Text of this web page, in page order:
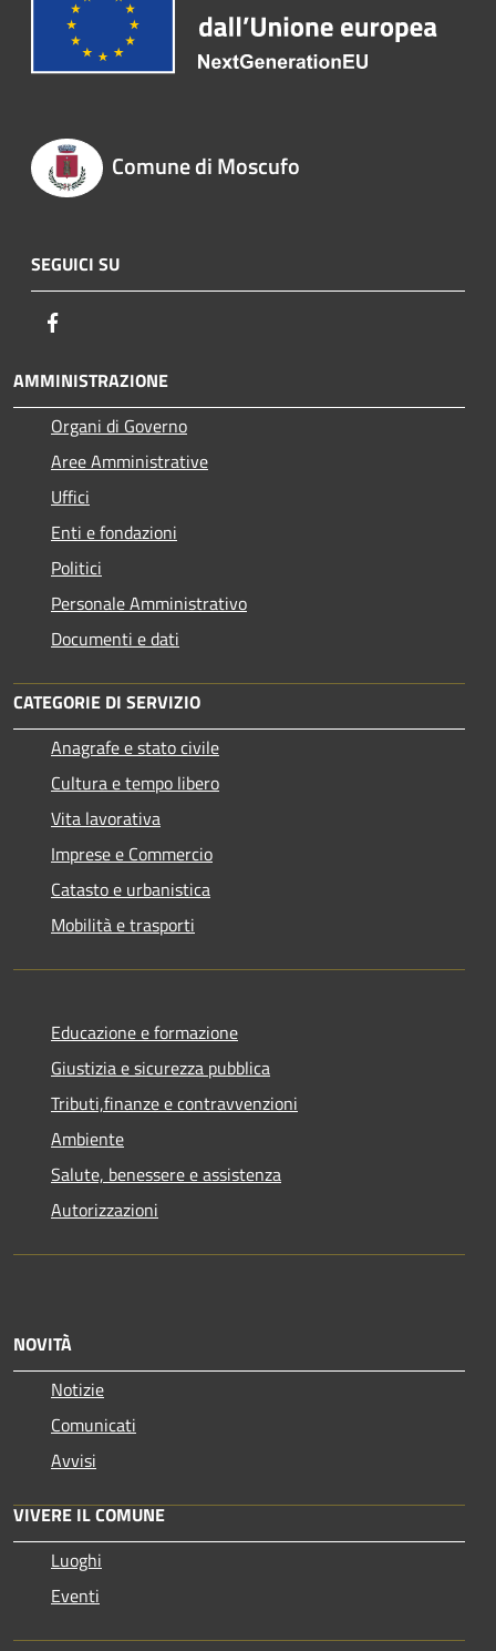
Comune di Moscufo
SEGUICI SU
AMMINISTRAZIONE
Organi di Governo
Aree Amministrative
Uffici
Enti e fondazioni
Politici
Personale Amministrativo
Documenti e dati
CATEGORIE DI SERVIZIO
Anagrafe e stato civile
Cultura e tempo libero
Vita lavorativa
Imprese e Commercio
Catasto e urbanistica
Mobilità e trasporti
Educazione e formazione
Giustizia e sicurezza pubblica
Tributi,finanze e contravvenzioni
Ambiente
Salute, benessere e assistenza
Autorizzazioni
NOVITÀ
Notizie
Comunicati
Avvisi
VIVERE IL COMUNE
Luoghi
Eventi